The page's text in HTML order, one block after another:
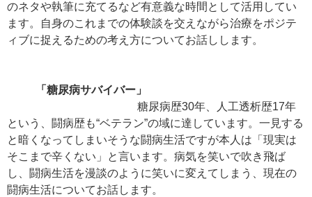
のネタや執筆に充てるなど有意義な時間として活用してい
ます。自身のこれまでの体験談を交えながら治療をポジテ
ィブに捉えるための考え方についてお話しします。
「糖尿病サバイバー」
糖尿病歴30年、人工透析歴17年
という、闘病歴も“ベテラン”の域に達しています。一見する
と暗くなってしまいそうな闘病生活ですが本人は「現実は
そこまで辛くない」と言います。病気を笑いで吹き飛ば
し、闘病生活を漫談のように笑いに変えてしまう、現在の
闘病生活についてお話します。